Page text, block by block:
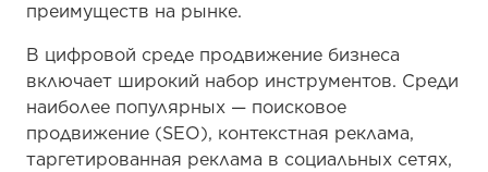
преимуществ на рынке.
В цифровой среде продвижение бизнеса
включает широкий набор инструментов. Среди
наиболее популярных — поисковое
продвижение (SEO), контекстная реклама,
таргетированная реклама в социальных сетях,